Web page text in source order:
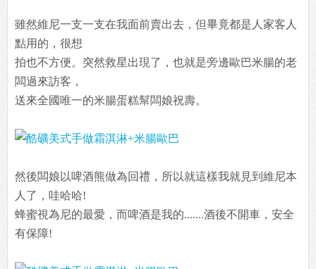
雖然維尼一支一支在我面前賣出去，但畢竟都是人家客人
點用的，很想
拍也不方便。突然救星出現了，也就是旁邊歐巴米腸的老
闆過來訪客，
送來全國唯一的米腸蛋糕幫闆娘祝壽。
然後闆娘以啤酒熊做為回禮，所以就這樣我就見到維尼本
人了，哇哈哈!
蜂蜜視為尼的最愛，而啤酒是我的.......酒後不開車，安全
有保障!